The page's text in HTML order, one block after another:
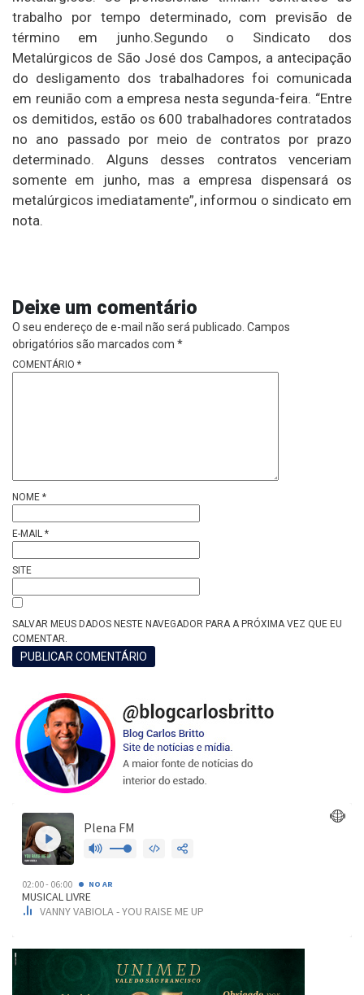
trabalho por tempo determinado, com previsão de
término em junho.Segundo o Sindicato dos
Metalúrgicos de São José dos Campos, a antecipação
do desligamento dos trabalhadores foi comunicada
em reunião com a empresa nesta segunda-feira. “Entre
os demitidos, estão os 600 trabalhadores contratados
no ano passado por meio de contratos por prazo
determinado. Alguns desses contratos venceriam
somente em junho, mas a empresa dispensará os
metalúrgicos imediatamente”, informou o sindicato em
nota.
Deixe um comentário
O seu endereço de e-mail não será publicado. Campos
obrigatórios são marcados com *
COMENTÁRIO *
NOME *
E-MAIL *
SITE
SALVAR MEUS DADOS NESTE NAVEGADOR PARA A PRÓXIMA VEZ QUE EU
COMENTAR.